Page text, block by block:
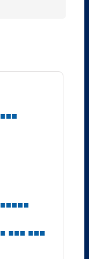
■■■
■■■■■
■ ■■■ ■■■